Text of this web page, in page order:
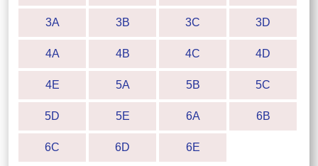
3A 3B 3C 3D
4A 4B 4C 4D
4E 5A 5B 5C
5D 5E 6A 6B
6C 6D 6E